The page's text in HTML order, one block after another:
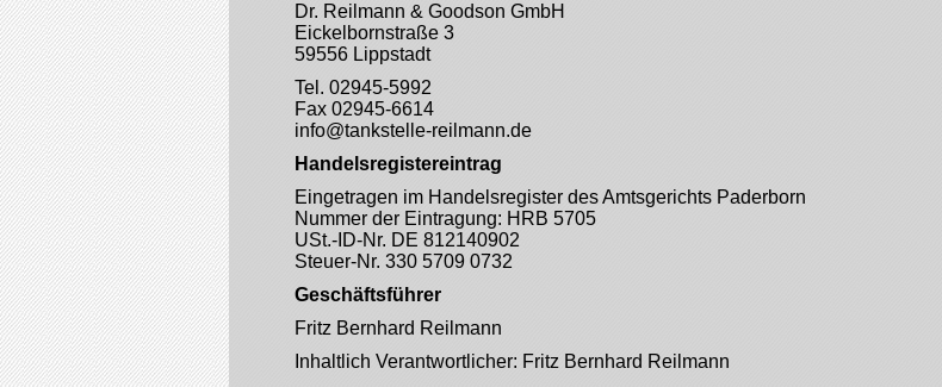
Dr. Reilmann & Goodson GmbH
Eickelbornstraße 3
59556 Lippstadt
Tel. 02945-5992
Fax 02945-6614
info@tankstelle-reilmann.de
Handelsregistereintrag
Eingetragen im Handelsregister des Amtsgerichts Paderborn
Nummer der Eintragung: HRB 5705
USt.-ID-Nr. DE 812140902
Steuer-Nr. 330 5709 0732
Geschäftsführer
Fritz Bernhard Reilmann
Inhaltlich Verantwortlicher: Fritz Bernhard Reilmann